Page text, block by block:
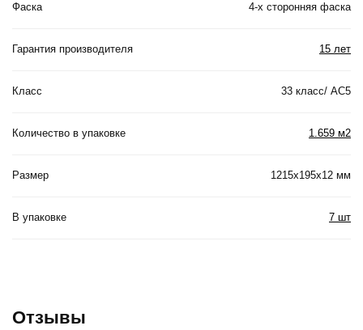
Фаска 4-х сторонняя фаска
Гарантия производителя 15 лет
Класс 33 класс/ АС5
Количество в упаковке 1.659 м2
Размер 1215x195x12 мм
В упаковке 7 шт
Отзывы